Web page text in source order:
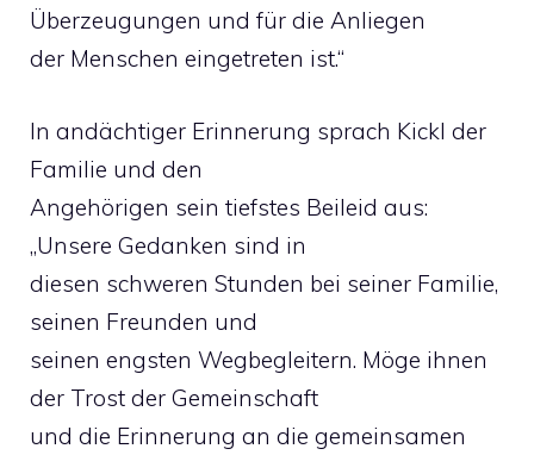
Überzeugungen und für die Anliegen
der Menschen eingetreten ist.“
In andächtiger Erinnerung sprach Kickl der
Familie und den
Angehörigen sein tiefstes Beileid aus:
„Unsere Gedanken sind in
diesen schweren Stunden bei seiner Familie,
seinen Freunden und
seinen engsten Wegbegleitern. Möge ihnen
der Trost der Gemeinschaft
und die Erinnerung an die gemeinsamen